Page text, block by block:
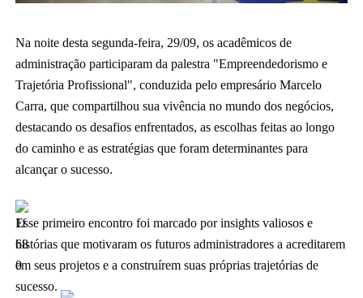
Na noite desta segunda-feira, 29/09, os acadêmicos de
administração participaram da palestra "Empreendedorismo e
Trajetória Profissional", conduzida pelo empresário Marcelo
Carra, que compartilhou sua vivência no mundo dos negócios,
destacando os desafios enfrentados, as escolhas feitas ao longo
do caminho e as estratégias que foram determinantes para
alcançar o sucesso.
Esse primeiro encontro foi marcado por insights valiosos e
histórias que motivaram os futuros administradores a acreditarem
em seus projetos e a construírem suas próprias trajetórias de
sucesso.